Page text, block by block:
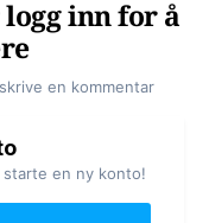
inn for å
en kommentar
en ny konto!